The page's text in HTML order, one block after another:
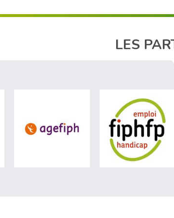
LES
visiter les site de Ministère du travail (nouvelle fenêtre)
visiter les site de Agefiph